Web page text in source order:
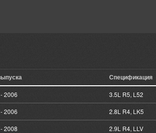
Спецификация
2006 3.5L R5, L52
2006 2.8L R4, LK5
2008 2.9L R4, LLV